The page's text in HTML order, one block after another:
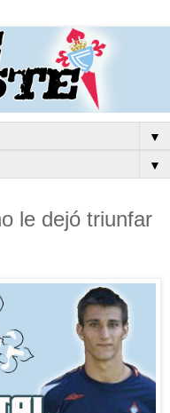
▼
▼
le dejó triunfar